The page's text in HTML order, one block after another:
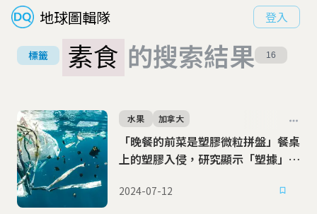
地球圖輯隊 登入
標籤 素食 的搜索結果 16
「晚餐的前菜是塑膠微粒拼盤」餐桌
上的塑膠入侵，研究顯示「塑據」驚
水果 加拿大
2024-07-12